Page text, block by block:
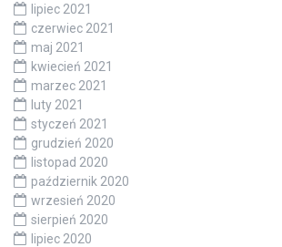
lipiec 2021
czerwiec 2021
maj 2021
kwiecień 2021
marzec 2021
luty 2021
styczeń 2021
grudzień 2020
listopad 2020
październik 2020
wrzesień 2020
sierpień 2020
lipiec 2020